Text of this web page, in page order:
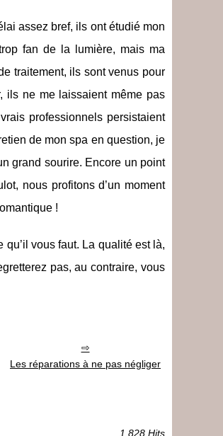
assez bref, ils ont étudié mon
fan de la lumière, mais ma
traitement, ils sont venus pour
ils ne me laissaient même pas
professionnels persistaient
de mon spa en question, je
grand sourire. Encore un point
nous profitons d’un moment
!
vous faut. La qualité est là,
pas, au contraire, vous
Les réparations à ne pas négliger
1 828 Hits